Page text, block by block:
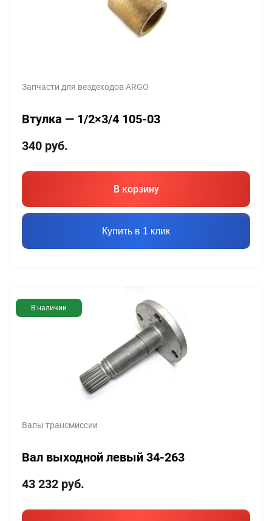
Запчасти для вездеходов ARGO
Втулка — 1/2×3/4 105-03
340 руб.
В корзину
Купить в 1 клик
В наличии
Валы трансмиссии
Вал выходной левый 34-263
43 232 руб.